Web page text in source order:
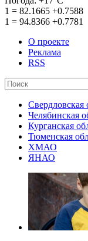
1 = 82.1665 +0.7588
1 = 94.8366 +0.7781
О проекте
Реклама
RSS
Свердловская
Челябинская
Курганская
Тюменская
ХМАО
ЯНАО